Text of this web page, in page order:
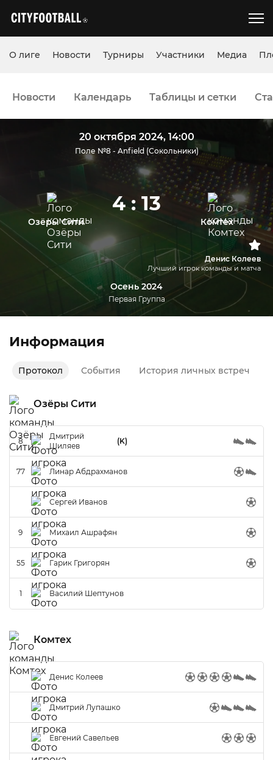
О лиге Новости Турниры Участники Медиа
Новости Календарь Таблицы и сетки
20 октября 2024, 14:00
Поле №8 - Anfield (Сокольники)
Озёры Сити
4 : 13
Комтех
Денис Колеев
Лучший игрок команды и матча
Осень 2024
Первая Группа
Информация
Протокол События История личных встреч
Озёры Сити
8
Дмитрий
Шиляев
(K)
77 Линар Абдрахманов
Сергей Иванов
9 Михаил Ашрафян
55 Гарик Григорян
1 Василий Шептунов
Комтех
Денис Колеев
Дмитрий Лупашко
Евгений Савельев